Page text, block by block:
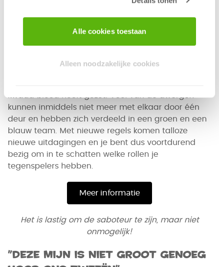
Alle cookies toestaan
Alleen noodzakelijke cookies
moet je de Uitbreiding eens zien. Met nieuwe rollen
als de chef, de profiteur en de geoloog worden de
kaarten opnieuw geschud en zijn er tal van nieuwe
kunnen inmiddels niet meer met elkaar door één
deur en hebben zich verdeeld in een groen en een
blauw team. Met nieuwe regels komen talloze
nieuwe uitdagingen en je bent dus voortdurend
bezig om in te schatten welke rollen je
tegenspelers hebben.
Meer informatie
Het is lastig om de saboteur te zijn, maar niet
onmogelijk!
”Deze mijn is niet groot genoeg